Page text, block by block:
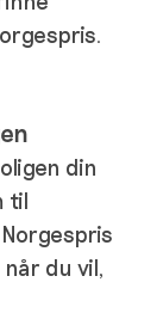
din
til
du vil,